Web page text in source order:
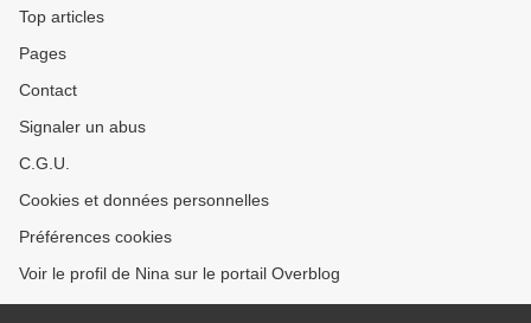
Top articles
Pages
Contact
Signaler un abus
C.G.U.
Cookies et données personnelles
Préférences cookies
Voir le profil de Nina sur le portail Overblog